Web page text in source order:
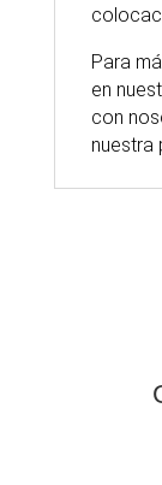
Para
en
con
nuestra